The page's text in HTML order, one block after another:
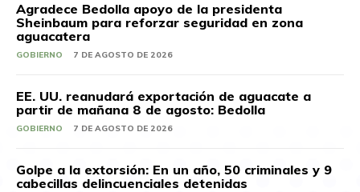
Agradece Bedolla apoyo de la presidenta
Sheinbaum para reforzar seguridad en zona
aguacatera
GOBIERNO 7 DE AGOSTO DE 2026
EE. UU. reanudará exportación de aguacate a
partir de mañana 8 de agosto: Bedolla
GOBIERNO 7 DE AGOSTO DE 2026
Golpe a la extorsión: En un año, 50 criminales y 9
cabecillas delincuenciales detenidas